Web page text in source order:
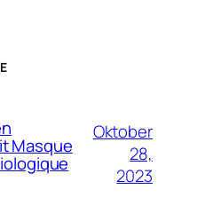
Masque
Oktober
28,
2023